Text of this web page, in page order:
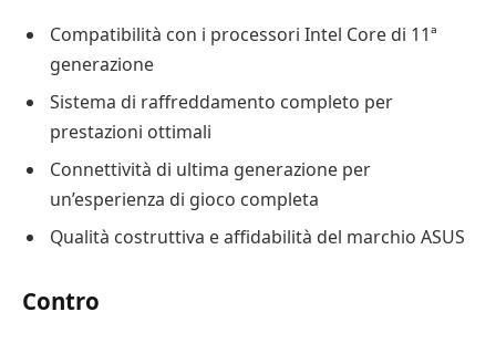
Compatibilità con i processori Intel Core di 11ª
generazione
Sistema di raffreddamento completo per
prestazioni ottimali
Connettività di ultima generazione per
un’esperienza di gioco completa
Qualità costruttiva e affidabilità del marchio ASUS
Contro